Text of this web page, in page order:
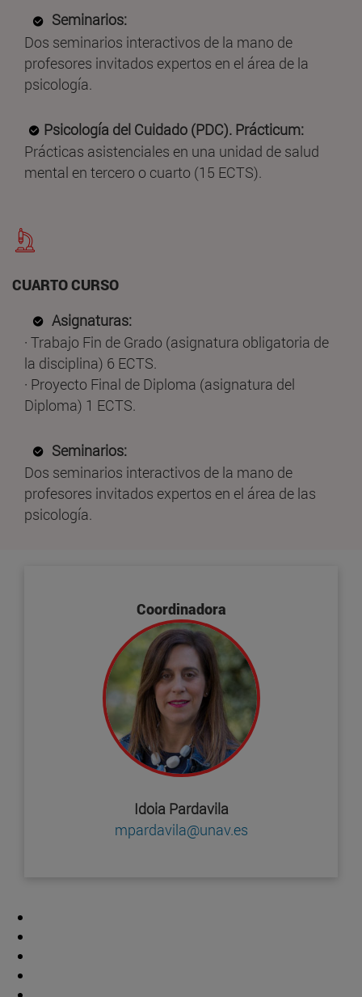
Seminarios:
Dos seminarios interactivos de la mano de
profesores invitados expertos en el área de la
psicología.
Psicología del Cuidado (PDC). Prácticum:
Prácticas asistenciales en una unidad de salud
mental en tercero o cuarto (15 ECTS).
CUARTO CURSO
Asignaturas:
· Trabajo Fin de Grado (asignatura obligatoria de
la disciplina) 6 ECTS.
· Proyecto Final de Diploma (asignatura del
Diploma) 1 ECTS.
Seminarios:
Dos seminarios interactivos de la mano de
profesores invitados expertos en el área de las
psicología.
Coordinadora
Idoia Pardavila
mpardavila@unav.es